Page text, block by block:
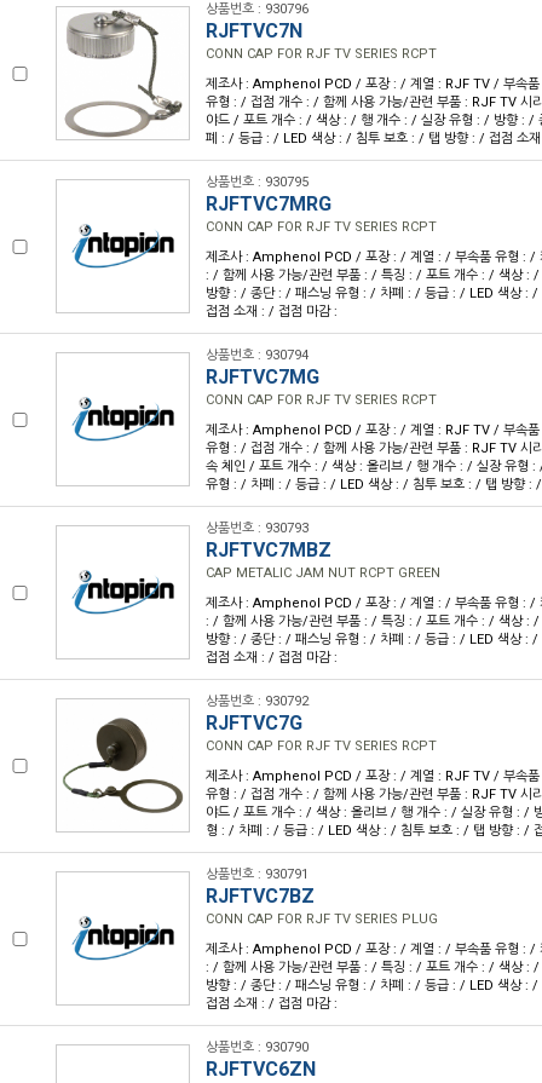
상품번호 : 930796
RJFTVC7N
CONN CAP FOR RJF TV SERIES RCPT
제조사 : Amphenol PCD / 포장 : / 계열 : RJF TV / 부속품
유형 : / 접점 개수 : / 함께 사용 가능/관련 부품 : RJF TV 시
야드 / 포트 개수 : / 색상 : / 행 개수 : / 실장 유형 : / 방향 : /
폐 : / 등급 : / LED 색상 : / 침투 보호 : / 탭 방향 : / 접점 소
상품번호 : 930795
RJFTVC7MRG
CONN CAP FOR RJF TV SERIES RCPT
제조사 : Amphenol PCD / 포장 : / 계열 : / 부속품 유형 : /
: / 함께 사용 가능/관련 부품 : / 특징 : / 포트 개수 : / 색상 :
방향 : / 종단 : / 패스닝 유형 : / 차폐 : / 등급 : / LED 색상 :
접점 소재 : / 접점 마감 :
상품번호 : 930794
RJFTVC7MG
CONN CAP FOR RJF TV SERIES RCPT
제조사 : Amphenol PCD / 포장 : / 계열 : RJF TV / 부속품
유형 : / 접점 개수 : / 함께 사용 가능/관련 부품 : RJF TV 시
속 체인 / 포트 개수 : / 색상 : 올리브 / 행 개수 : / 실장 유형
유형 : / 차폐 : / 등급 : / LED 색상 : / 침투 보호 : / 탭 방향 :
상품번호 : 930793
RJFTVC7MBZ
CAP METALIC JAM NUT RCPT GREEN
제조사 : Amphenol PCD / 포장 : / 계열 : / 부속품 유형 : /
: / 함께 사용 가능/관련 부품 : / 특징 : / 포트 개수 : / 색상 :
방향 : / 종단 : / 패스닝 유형 : / 차폐 : / 등급 : / LED 색상 :
접점 소재 : / 접점 마감 :
상품번호 : 930792
RJFTVC7G
CONN CAP FOR RJF TV SERIES RCPT
제조사 : Amphenol PCD / 포장 : / 계열 : RJF TV / 부속품
유형 : / 접점 개수 : / 함께 사용 가능/관련 부품 : RJF TV 시
야드 / 포트 개수 : / 색상 : 올리브 / 행 개수 : / 실장 유형 : /
형 : / 차폐 : / 등급 : / LED 색상 : / 침투 보호 : / 탭 방향 : /
상품번호 : 930791
RJFTVC7BZ
CONN CAP FOR RJF TV SERIES PLUG
제조사 : Amphenol PCD / 포장 : / 계열 : / 부속품 유형 : /
: / 함께 사용 가능/관련 부품 : / 특징 : / 포트 개수 : / 색상 :
방향 : / 종단 : / 패스닝 유형 : / 차폐 : / 등급 : / LED 색상 :
접점 소재 : / 접점 마감 :
상품번호 : 930790
RJFTVC6ZN